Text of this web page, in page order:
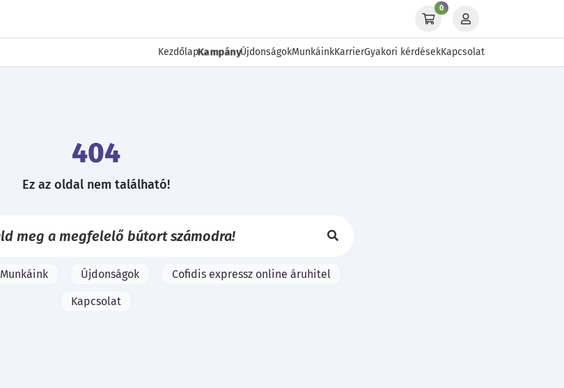
0
KezdőlapKampányÚjdonságokMunkáinkKarrierGyakori kérdésekKapcsolat
404
Ez az oldal nem található!
Munkáink Újdonságok Cofidis expressz online áruhitel
Kapcsolat